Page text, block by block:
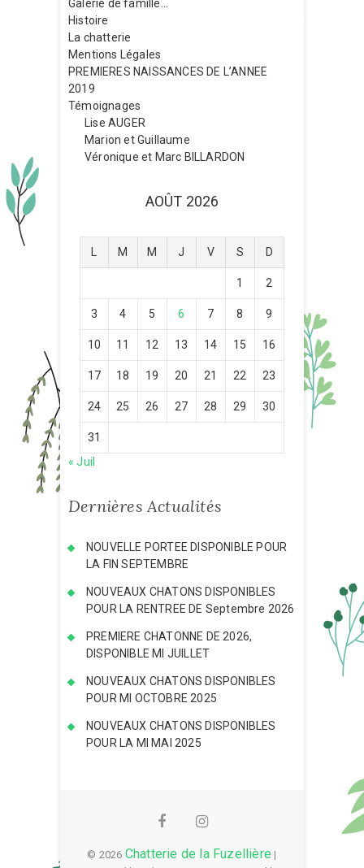
Galerie de famille…
Histoire
La chatterie
Mentions Légales
PREMIERES NAISSANCES DE L’ANNEE
2019
Témoignages
Lise AUGER
Marion et Guillaume
Véronique et Marc BILLARDON
AOÛT 2026
M M J V S D
1 2
3 4 5 6 7 8 9
10 11 12 13 14 15 16
17 18 19 20 21 22 23
24 25 26 27 28 29 30
31
« Juil
Dernières Actualités
NOUVELLE PORTEE DISPONIBLE POUR
LA FIN SEPTEMBRE
NOUVEAUX CHATONS DISPONIBLES
POUR LA RENTREE DE Septembre 2026
PREMIERE CHATONNE DE 2026,
DISPONIBLE MI JUILLET
NOUVEAUX CHATONS DISPONIBLES
POUR MI OCTOBRE 2025
NOUVEAUX CHATONS DISPONIBLES
POUR LA MI MAI 2025
FacebookInstagram
© 2026 Chatterie de la Fuzellière |